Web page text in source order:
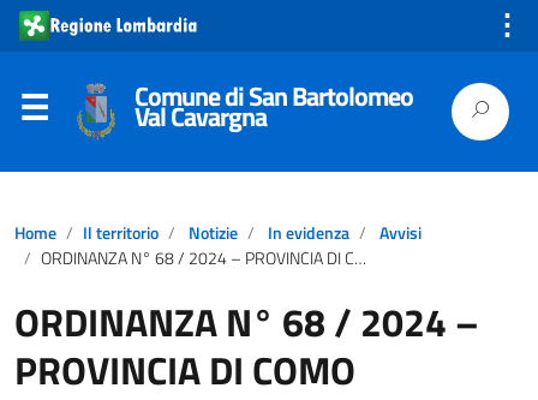
⋮
Comune di San Bartolomeo
Val Cavargna
Home Il territorio Notizie In evidenza
Avvisi
ORDINANZA N° 68 / 2024 – PROVINCIA DI COMO
ORDINANZA N° 68 / 2024 –
PROVINCIA DI COMO